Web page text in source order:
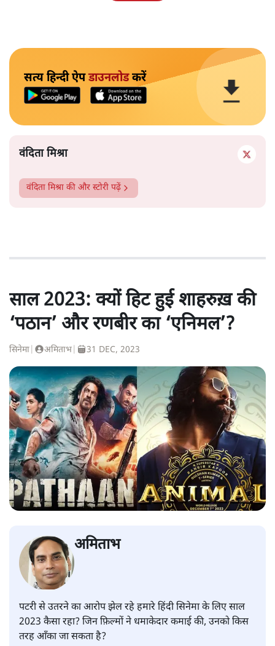
सत्य हिन्दी ऐपडाउनलोडकरें
वंदिता मिश्रा
वंदिता मिश्रा की और स्टोरी पढ़ें
साल 2023: क्यों हिट हुई शाहरुख़ की
‘पठान’ और रणबीर का ‘एनिमल’?
सिनेमा अमिताभ 31 DEC, 2023
अमिताभ
पटरी से उतरने का आरोप झेल रहे हमारे हिंदी सिनेमा के लिए साल
2023 कैसा रहा? जिन फ़िल्मों ने धमाकेदार कमाई की, उनको किस
तरह आँका जा सकता है?